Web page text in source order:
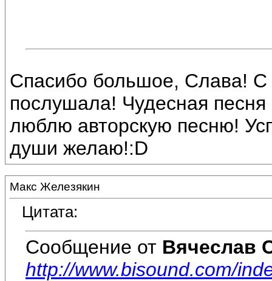
Спасибо большое, Слава!
послушала! Чудесная
люблю авторскую песню!
души желаю!:D
Макс Железякин
Цитата:
Сообщение от Вячеслав
http://www.bisound.com/